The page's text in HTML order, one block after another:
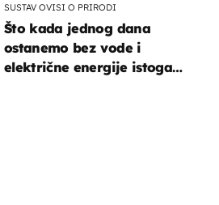
SUSTAV OVISI O PRIRODI
Što kada jednog dana
ostanemo bez vode i
električne energije istoga